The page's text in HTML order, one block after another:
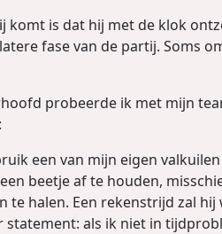
komt is dat hij met de klok
fase van de partij. Soms
probeerde ik met mijn
een van mijn eigen
beetje af te houden,
te halen. Een rekenstrijd zal
statement: als ik niet in